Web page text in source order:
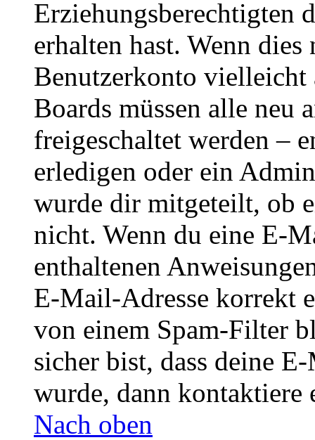
Erziehungsberechtigten
erhalten hast. Wenn
Benutzerkonto
Boards müssen alle neu
freigeschaltet werden –
erledigen oder ein
wurde dir mitgeteilt, ob
nicht. Wenn du eine E-
enthaltenen
E-Mail-Adresse korrekt
von einem Spam-Filter
sicher bist, dass deine
wurde, dann kontaktiere
Nach oben